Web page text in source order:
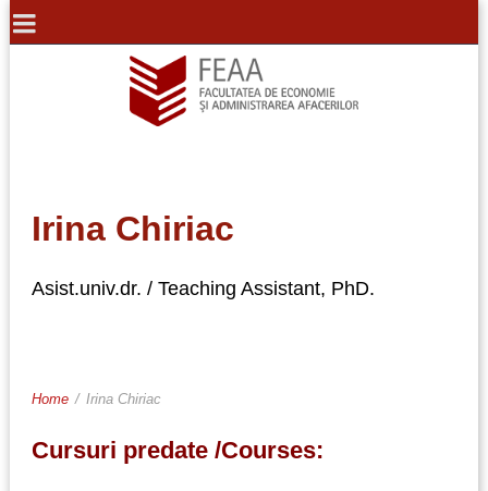
Irina Chiriac
Asist.univ.dr. / Teaching Assistant, PhD.
Home / Irina Chiriac
Cursuri predate /Courses: